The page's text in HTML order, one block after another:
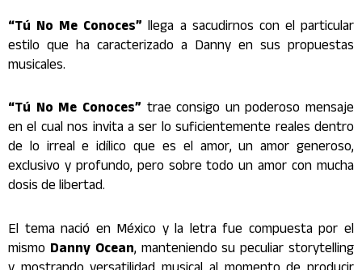
“Tú No Me Conoces” llega a sacudirnos con el particular
estilo que ha caracterizado a Danny en sus propuestas
musicales.
“Tú No Me Conoces” trae consigo un poderoso mensaje
en el cual nos invita a ser lo suficientemente reales dentro
de lo irreal e idílico que es el amor, un amor generoso,
exclusivo y profundo, pero sobre todo un amor con mucha
dosis de libertad.
El tema nació en México y la letra fue compuesta por el
mismo Danny Ocean, manteniendo su peculiar storytelling